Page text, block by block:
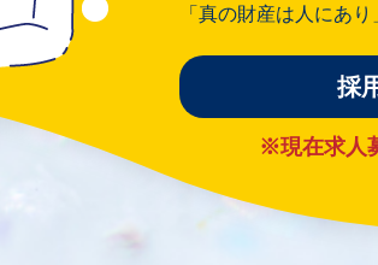
「真の財産は人にあ
採
※現在求人